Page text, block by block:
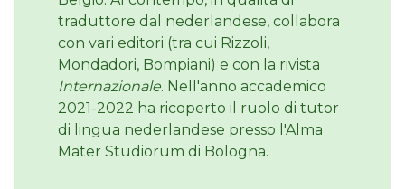
traduttore dal nederlandese, collabora
con vari editori (tra cui Rizzoli,
Mondadori, Bompiani) e con la rivista
Internazionale. Nell'anno accademico
2021-2022 ha ricoperto il ruolo di tutor
di lingua nederlandese presso l'Alma
Mater Studiorum di Bologna.